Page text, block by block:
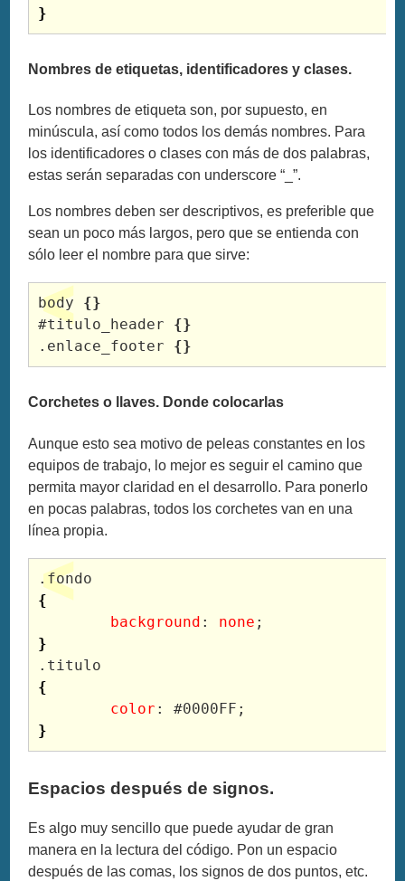
}
Nombres de etiquetas, identificadores y clases.
Los nombres de etiqueta son, por supuesto, en
minúscula, así como todos los demás nombres. Para
los identificadores o clases con más de dos palabras,
estas serán separadas con underscore “_”.
Los nombres deben ser descriptivos, es preferible que
sean un poco más largos, pero que se entienda con
sólo leer el nombre para que sirve:
body {}
#titulo_header {}
.enlace_footer {}
Corchetes o llaves. Donde colocarlas
Aunque esto sea motivo de peleas constantes en los
equipos de trabajo, lo mejor es seguir el camino que
permita mayor claridad en el desarrollo. Para ponerlo
en pocas palabras, todos los corchetes van en una
línea propia.
{
	background
: none
}
{
	color
}
Espacios después de signos.
Es algo muy sencillo que puede ayudar de gran
manera en la lectura del código. Pon un espacio
después de las comas, los signos de dos puntos, etc.